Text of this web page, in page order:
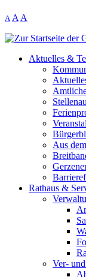
A A A
Aktuelles &
Aus
Rathaus &
Ver-